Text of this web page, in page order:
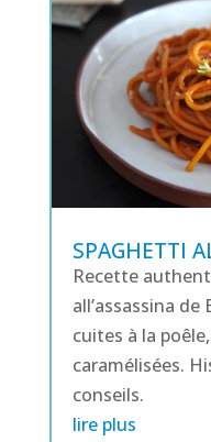
SPAGHETTI
Recette
all’assassina
cuites à la
caramélisées.
conseils.
lire plus